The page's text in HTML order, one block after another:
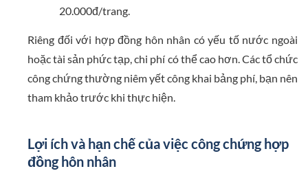
20.000đ/trang.
Riêng đối với hợp đồng hôn nhân có yếu tố nước ngoài
hoặc tài sản phức tạp, chi phí có thể cao hơn. Các tổ chức
công chứng thường niêm yết công khai bảng phí, bạn nên
tham khảo trước khi thực hiện.
Lợi ích và hạn chế của việc công chứng hợp
đồng hôn nhân